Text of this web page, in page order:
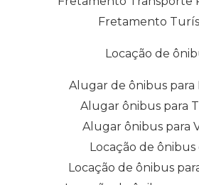
Fretamento
Locação de
Alugar de ônibus para
Alugar ônibus para
Alugar ônibus para
Locação de ônibus
Locação de ônibus